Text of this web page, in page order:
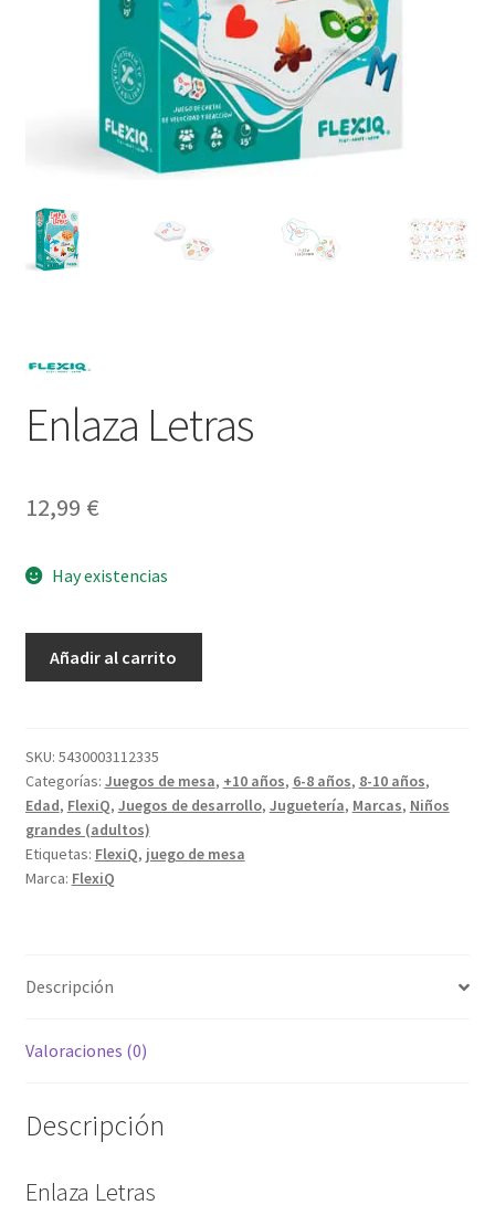
Enlaza Letras
12,99 €
Hay existencias
Añadir al carrito
SKU: 5430003112335
Categorías: Juegos de mesa, +10 años, 6-8 años, 8-10 años,
Edad, FlexiQ, Juegos de desarrollo, Juguetería, Marcas, Niños
grandes (adultos)
Etiquetas: FlexiQ, juego de mesa
Marca: FlexiQ
Descripción
Valoraciones (0)
Descripción
Enlaza Letras